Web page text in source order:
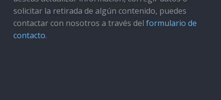
solicitar la retirada de algún contenido, puedes
contactar con nosotros a través del formulario de
contacto.